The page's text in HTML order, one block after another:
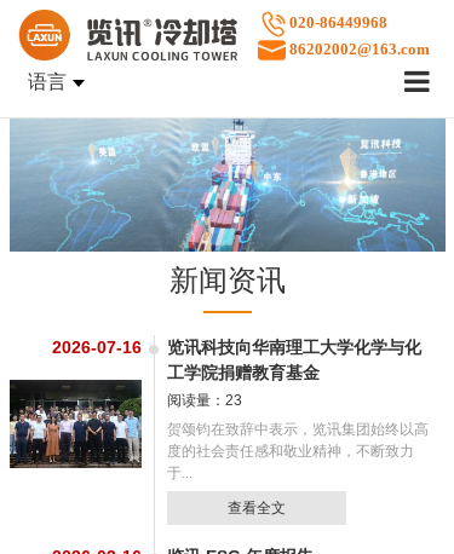
语言
020-86449968
86202002@163.com
2026-07-16
览讯科技向华南理工大学化学与化
工学院捐赠教育基金
阅读量：23
贺颂钧在致辞中表示，览讯集团始终以高
度的社会责任感和敬业精神，不断致力
于...
查看全文
新闻资讯